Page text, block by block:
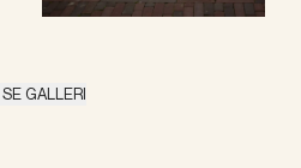
SE GALLERI